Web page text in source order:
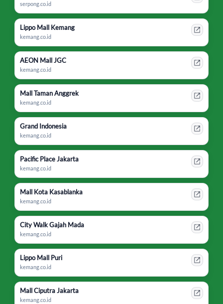
serpong.co.id
Lippo Mall Kemang
kemang.co.id
AEON Mall JGC
kemang.co.id
Mall Taman Anggrek
kemang.co.id
Grand Indonesia
kemang.co.id
Pacific Place Jakarta
kemang.co.id
Mall Kota Kasablanka
kemang.co.id
City Walk Gajah Mada
kemang.co.id
Lippo Mall Puri
kemang.co.id
Mall Ciputra Jakarta
kemang.co.id